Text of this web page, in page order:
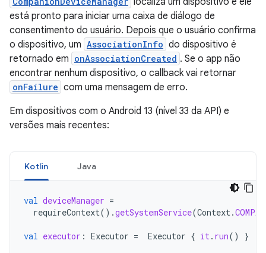
está pronto para iniciar uma caixa de diálogo de
consentimento do usuário. Depois que o usuário confirma
o dispositivo, um AssociationInfo do dispositivo é
retornado em onAssociationCreated . Se o app não
encontrar nenhum dispositivo, o callback vai retornar
onFailure com uma mensagem de erro.
Em dispositivos com o Android 13 (nível 33 da API) e
versões mais recentes:
Kotlin Java
val deviceManager =
requireContext().getSystemService(Context .
val executor : Executor = Executor { it . run() }